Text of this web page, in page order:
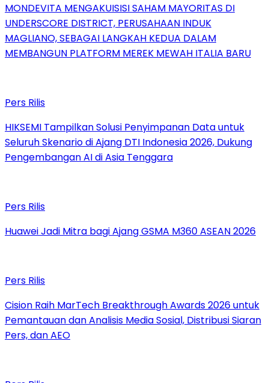
MONDEVITA MENGAKUISISI SAHAM MAYORITAS DI
UNDERSCORE DISTRICT, PERUSAHAAN INDUK
MAGLIANO, SEBAGAI LANGKAH KEDUA DALAM
MEMBANGUN PLATFORM MEREK MEWAH ITALIA BARU
Pers Rilis
HIKSEMI Tampilkan Solusi Penyimpanan Data untuk
Seluruh Skenario di Ajang DTI Indonesia 2026, Dukung
Pengembangan AI di Asia Tenggara
Pers Rilis
Huawei Jadi Mitra bagi Ajang GSMA M360 ASEAN 2026
Pers Rilis
Cision Raih MarTech Breakthrough Awards 2026 untuk
Pemantauan dan Analisis Media Sosial, Distribusi Siaran
Pers, dan AEO